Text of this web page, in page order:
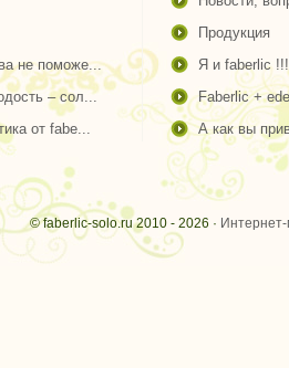
не поможе...
– сол...
от fabe...
продукция
я и faberlic !!!
faberlic +
а как вы
© faberlic-solo.ru 2010 - 2026 ·